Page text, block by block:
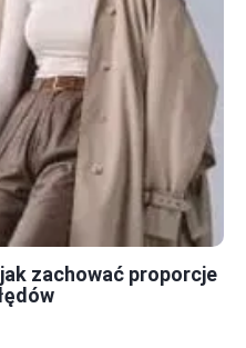
zachować proporcje